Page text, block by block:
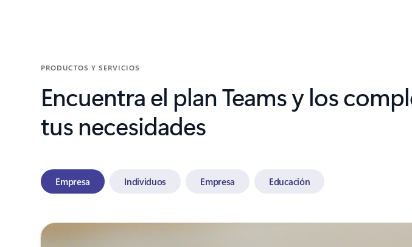
PRODUCTOS Y SERVICIOS
Encuentra el plan Teams y los
tus necesidades
Empresa Individuos Empresa Educación